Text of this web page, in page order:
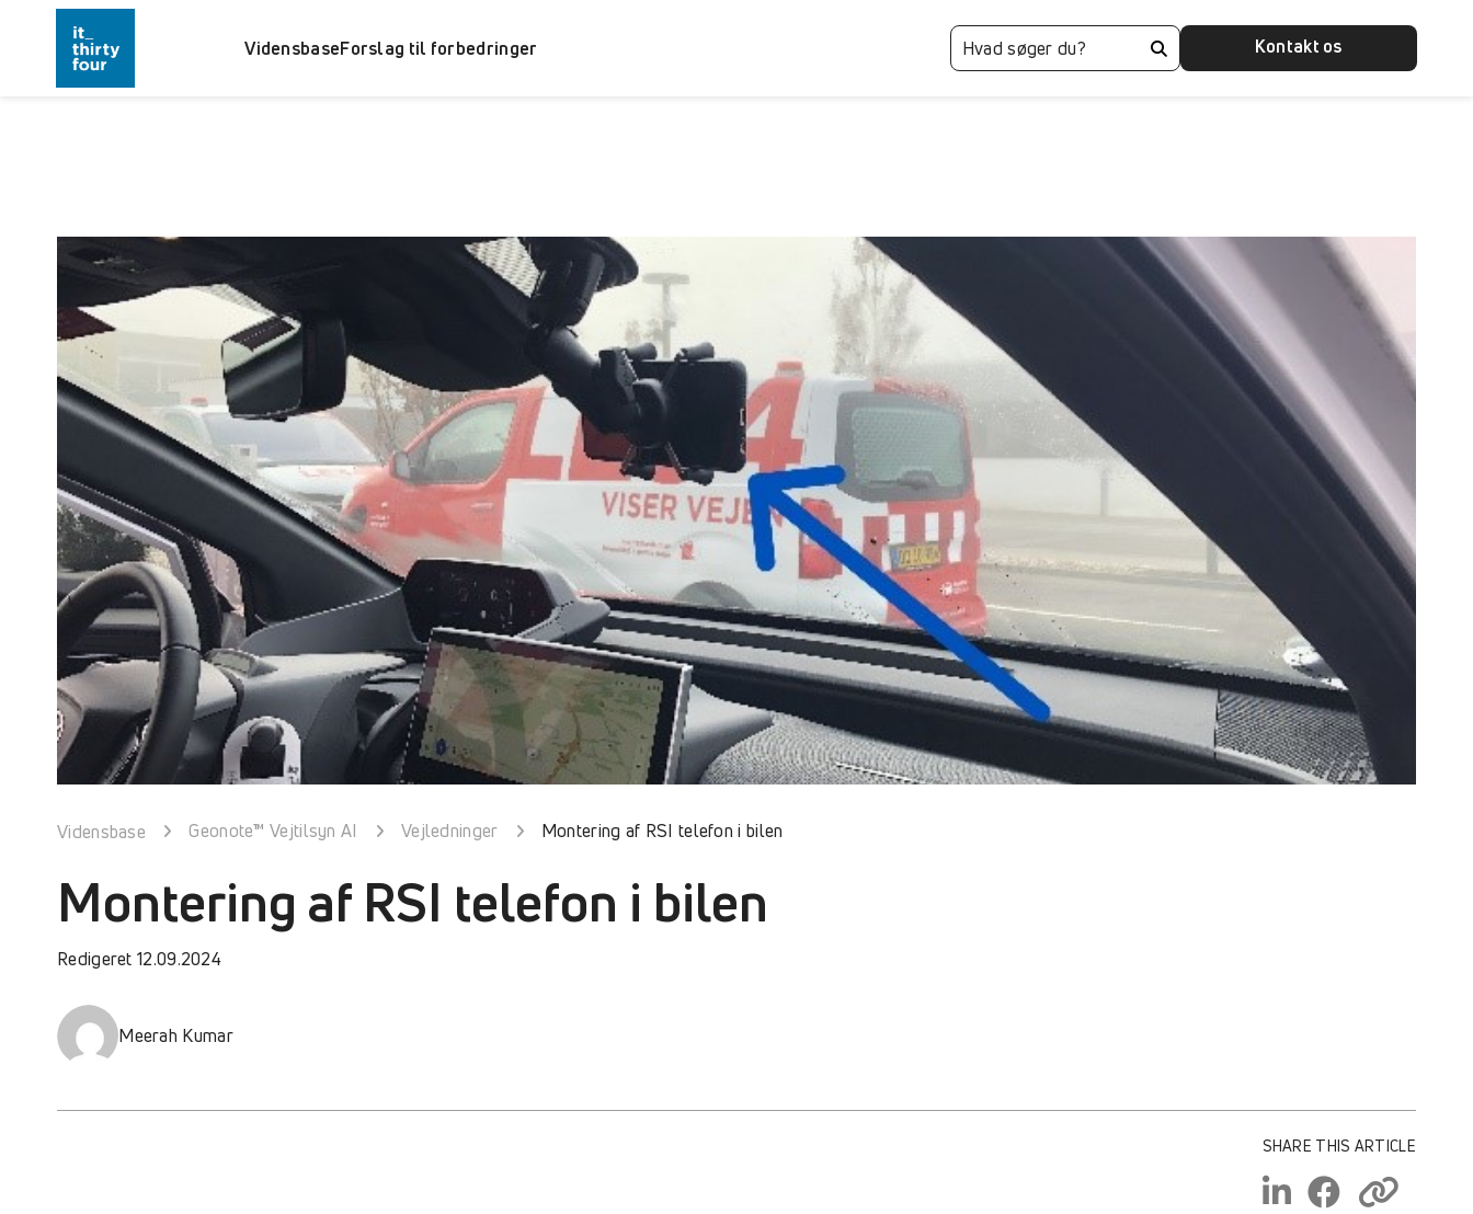
VidensbaseForslag til forbedringer Kontakt os
Vidensbase Geonote™ Vejtilsyn AI Vejledninger Montering af RSI telefon i bilen
Montering af RSI telefon i bilen
Redigeret 12.09.2024
Meerah Kumar
SHARE THIS ARTICLE